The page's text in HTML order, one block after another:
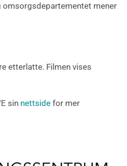
omsorgsdepartementet mener
etterlatte. Filmen vises
sin nettside for mer